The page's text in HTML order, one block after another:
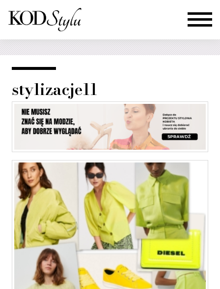
stylizacje11